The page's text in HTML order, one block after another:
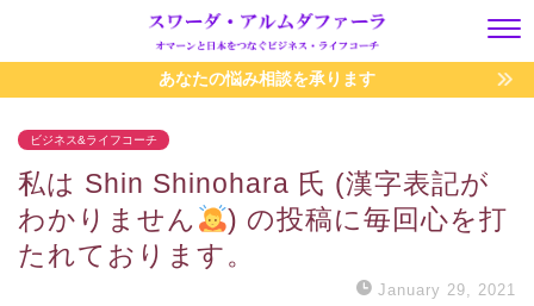
あなたの悩み相談を承ります
ビジネス&ライフコーチ
私は Shin Shinohara 氏 (漢字表記が
わかりません
) の投稿に毎回心を打
たれております。
January 29, 2021